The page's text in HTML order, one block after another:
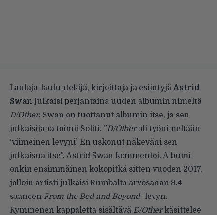
Laulaja-lauluntekijä, kirjoittaja ja esiintyjä Astrid
Swan julkaisi perjantaina uuden albumin nimeltä
D/Other. Swan on tuottanut albumin itse, ja sen
julkaisijana toimii Soliti. ”D/Otheroli työnimeltään
‘viimeinen levyni’. En uskonut näkeväni sen
julkaisua itse”, Astrid Swan kommentoi. Albumi
onkin ensimmäinen kokopitkä sitten vuoden 2017,
jolloin artisti julkaisi Rumbalta arvosanan 9,4
saaneen From the Bed and Beyond-levyn.
Kymmenen kappaletta sisältävä D/Otherkäsittelee